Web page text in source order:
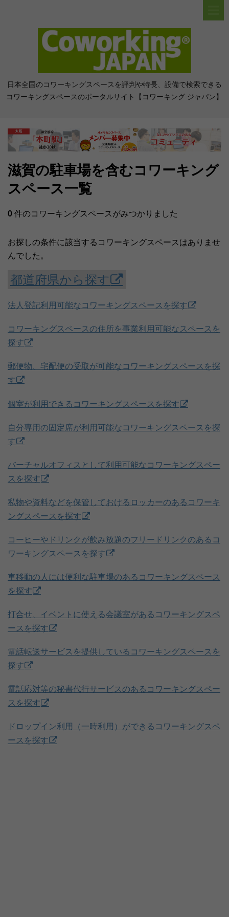
日本全国のコワーキングスペースを評判や特長、設備で検索できる
コワーキングスペースのポータルサイト【コワーキング ジャパン】
滋賀の駐車場を含むコワーキング
スペース一覧
0 件のコワーキングスペースがみつかりました
お探しの条件に該当するコワーキングスペースはありませ
んでした。
都道府県から探す
法人登記利用可能なコワーキングスペースを探す
コワーキングスペースの住所を事業利用可能なスペースを
探す
郵便物、宅配便の受取が可能なコワーキングスペースを探
す
個室が利用できるコワーキングスペースを探す
自分専用の固定席が利用可能なコワーキングスペースを探
す
バーチャルオフィスとして利用可能なコワーキングスペー
スを探す
私物や資料などを保管しておけるロッカーのあるコワーキ
ングスペースを探す
コーヒーやドリンクが飲み放題のフリードリンクのあるコ
ワーキングスペースを探す
車移動の人には便利な駐車場のあるコワーキングスペース
を探す
打合せ、イベントに使える会議室があるコワーキングスペ
ースを探す
電話転送サービスを提供しているコワーキングスペースを
探す
電話応対等の秘書代行サービスのあるコワーキングスペー
スを探す
ドロップイン利用（一時利用）ができるコワーキングスペ
ースを探す